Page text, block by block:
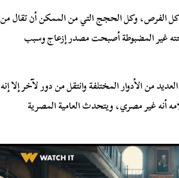
الفرص، وكل الحجج التي من الممكن أن تقال من
غير المضبوطة أصبحت مصدر إزعاج وسبب
من الأدوار المختلفة وانتقل من دور لآخر إلا إنه
أنه غير مصري، ويتحدث العامية المصرية